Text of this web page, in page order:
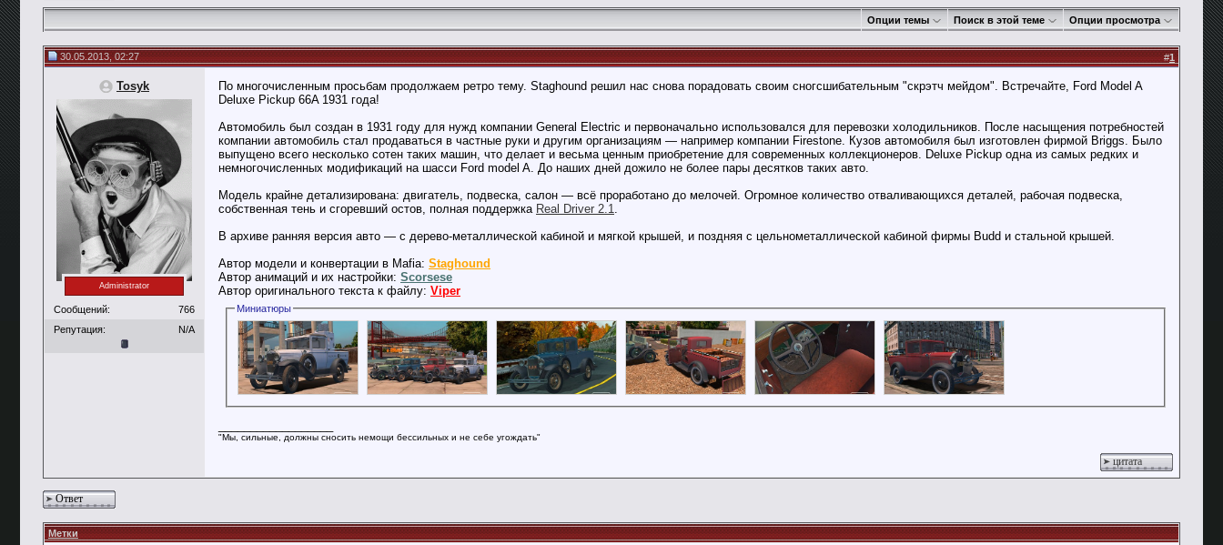
Опции темы Поиск в этой теме Опции просмотра
30.05.2013, 02:27 #1
Tosyk
Administrator
Сообщений:
766
Репутация:
N/A
По многочисленным просьбам продолжаем ретро тему. Staghound решил нас снова порадовать своим сногсшибательным "скрэтч мейдом". Встречайте, Ford Model A
Deluxe Pickup 66A 1931 года!
Автомобиль был создан в 1931 году для нужд компании General Electric и первоначально использовался для перевозки холодильников. После насыщения потребностей
компании автомобиль стал продаваться в частные руки и другим организациям — например компании Firestone. Кузов автомобиля был изготовлен фирмой Briggs. Было
выпущено всего несколько сотен таких машин, что делает и весьма ценным приобретение для современных коллекционеров. Deluxe Pickup одна из самых редких и
немногочисленных модификаций на шасси Ford model A. До наших дней дожило не более пары десятков таких авто.
Модель крайне детализирована: двигатель, подвеска, салон — всё проработано до мелочей. Огромное количество отваливающихся деталей, рабочая подвеска,
собственная тень и сгоревший остов, полная поддержка Real Driver 2.1.
В архиве ранняя версия авто — с дерево-металлической кабиной и мягкой крышей, и поздняя с цельнометаллической кабиной фирмы Budd и стальной крышей.
Автор модели и конвертации в Mafia: Staghound
Автор анимаций и их настройки: Scorsese
Автор оригинального текста к файлу: Viper
Миниатюры
"Мы, сильные, должны сносить немощи бессильных и не себе угождать"
цитата
Ответ
Метки